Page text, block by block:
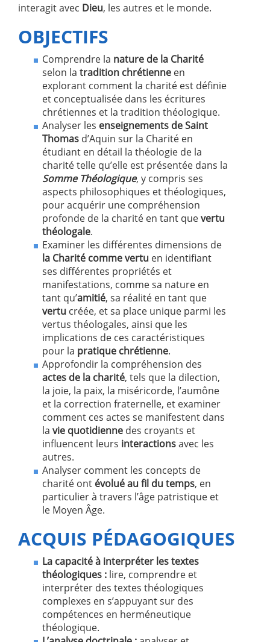
interagit avec Dieu, les autres et le monde.
OBJECTIFS
Comprendre la nature de la Charité
selon la tradition chrétienne en
explorant comment la charité est définie
et conceptualisée dans les écritures
chrétiennes et la tradition théologique.
Analyser les enseignements de Saint
Thomas d’Aquin sur la Charité en
étudiant en détail la théologie de la
charité telle qu’elle est présentée dans la
Somme Théologique, y compris ses
aspects philosophiques et théologiques,
pour acquérir une compréhension
profonde de la charité en tant quevertu
théologale.
Examiner les différentes dimensions de
la Charité comme vertu en identifiant
ses différentes propriétés et
manifestations, comme sa nature en
tant qu’amitié, sa réalité en tant que
vertu créée, et sa place unique parmi les
vertus théologales, ainsi que les
implications de ces caractéristiques
pour la pratique chrétienne.
Approfondir la compréhension des
actes de la charité, tels que la dilection,
la joie, la paix, la miséricorde, l’aumône
et la correction fraternelle, et examiner
comment ces actes se manifestent dans
la vie quotidienne des croyants et
influencent leurs interactionsavec les
autres.
Analyser comment les concepts de
charité ont évolué au fil du temps, en
particulier à travers l’âge patristique et
le Moyen Âge.
ACQUIS PÉDAGOGIQUES
La capacité à interpréter les textes
théologiques : lire, comprendre et
interpréter des textes théologiques
complexes en s’appuyant sur des
compétences en herméneutique
théologique.